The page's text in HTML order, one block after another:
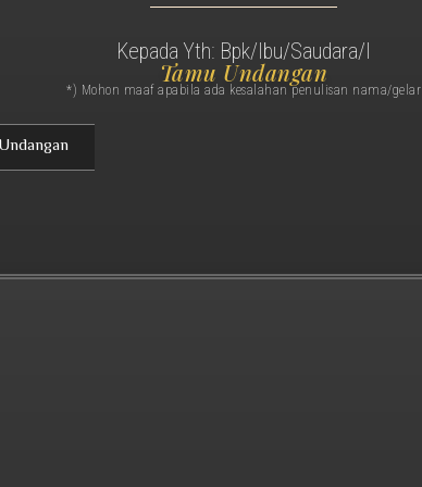
Kepada Yth: Bpk/Ibu/Saudara/I
Tamu Undangan
*) Mohon maaf apabila ada kesalahan penulisan nama/gelar